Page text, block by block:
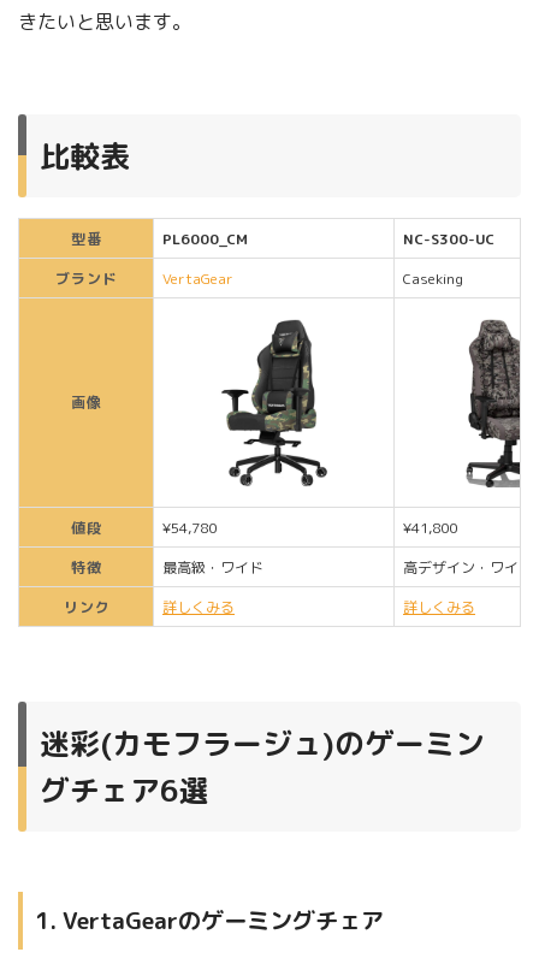
きたいと思います。
比較表
型番 PL6000_CM
NC-S300-UC
ブランド
VertaGear Caseking
画像
値段 ¥54,780
¥41,800
特徴
最高級・ワイド
高デザイン・ワイド
リンク
詳しくみる 詳しくみる
迷彩(カモフラージュ)のゲーミン
グチェア6選
1. VertaGearのゲーミングチェア